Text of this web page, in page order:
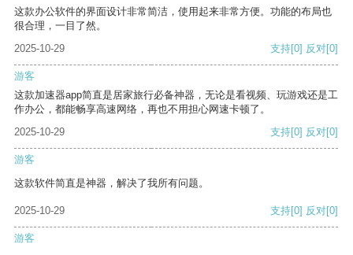
这款办公软件的界面设计非常简洁，使用起来非常方便。功能的布局也
很合理，一目了然。
2025-10-29
支持[0] 反对[0]
游客
这款加速器app简直是居家旅行必备神器，无论是看视频、玩游戏还是工
作办公，都能畅享高速网络，再也不用担心网速卡顿了。
2025-10-29
支持[0] 反对[0]
游客
这款软件简直是神器，解决了我所有问题。
2025-10-29 支持[0] 反对[0]
游客